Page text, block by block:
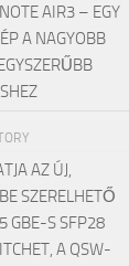
AIR3 – EGY
A NAGYOBB
AZ ÚJ,
SZERELHETŐ
GBE-S SFP28
A QSW-